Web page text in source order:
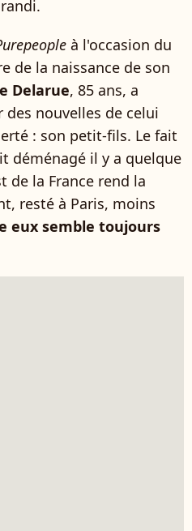
à l'occasion du
de la naissance de son
Delarue, 85 ans, a
nouvelles de celui
: son petit-fils. Le fait
déménagé il y a quelque
de la France rend la
resté à Paris, moins
eux semble toujours